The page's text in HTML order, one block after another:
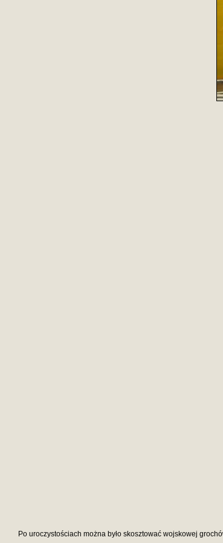
Po uroczystościach można było skosztować wojskowej